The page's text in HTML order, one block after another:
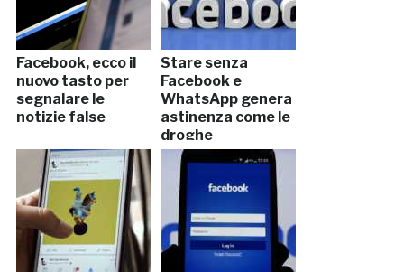
Facebook, ecco il
nuovo tasto per
segnalare le
notizie false
Stare senza
Facebook e
WhatsApp genera
astinenza come le
droghe